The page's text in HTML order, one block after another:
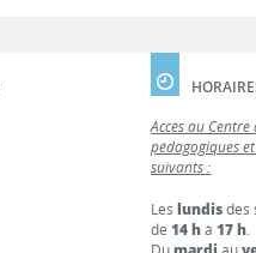
Accès au Centre
pédagogiques
suivants :
Leslundisdes
de14 hà17 h.